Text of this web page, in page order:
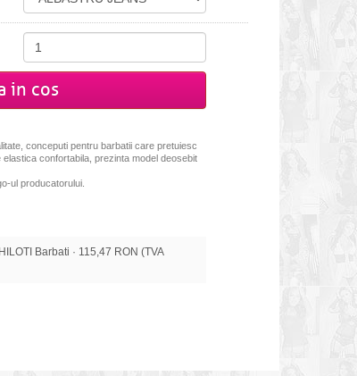
in cos
conceputi pentru barbatii care pretuiesc
confortabila, prezinta model deosebit
ul producatorului.
Barbati · 115,47 RON (TVA